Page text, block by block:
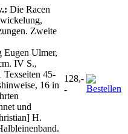
Die Racen
Zweite
Eugen Ulmer,
IV S.,
Texseiten 45-
16 in
und
H.
128,-
-